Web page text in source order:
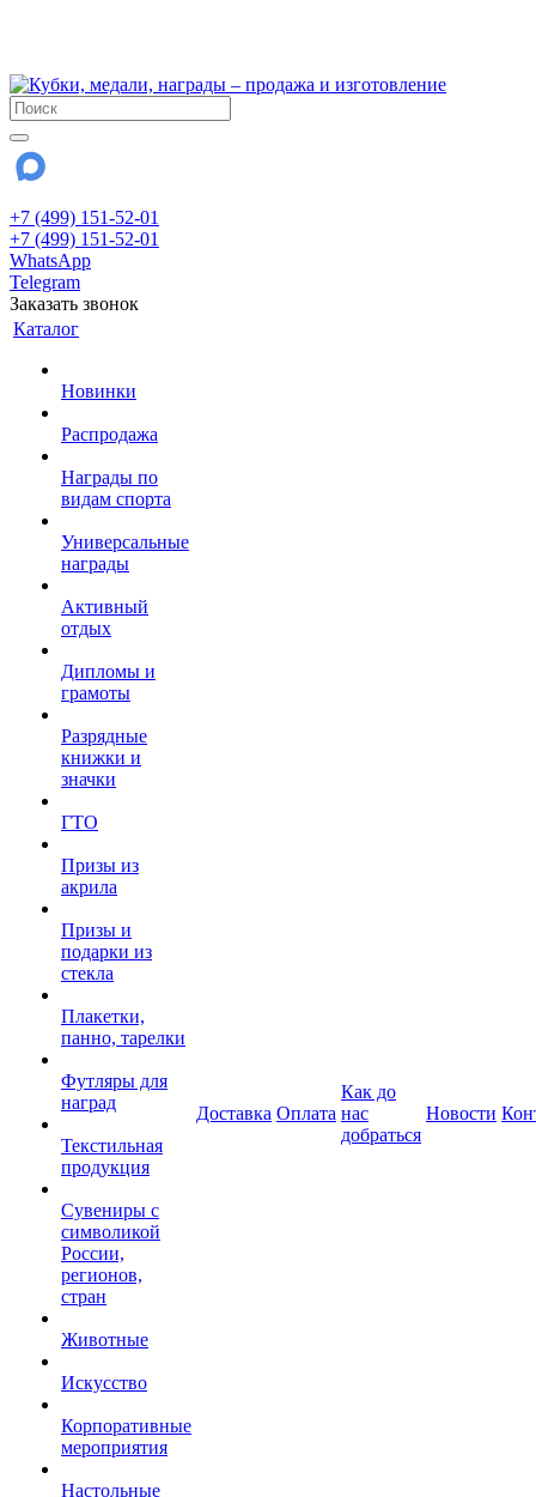
+7 (499) 151-52-01
+7 (499) 151-52-01
WhatsApp
Telegram
Заказать звонок
Каталог
Новинки
Распродажа
Награды по
видам спорта
Универсальные
награды
Активный
отдых
Дипломы и
грамоты
Разрядные
книжки и
значки
ГТО
Призы из
акрила
Призы и
подарки из
стекла
Плакетки,
панно, тарелки
Футляры для
наград
Текстильная
продукция
Сувениры с
символикой
России,
регионов,
стран
Животные
Искусство
Корпоративные
мероприятия
Настольные
Доставка Оплата
Как до
нас
добраться
Новости